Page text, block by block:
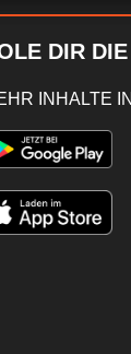
DIR
INHALTE